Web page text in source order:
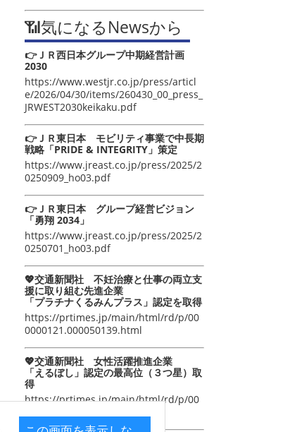
📶気になるNewsから
👉ＪＲ西日本グループ中期経営計画
2030
https://www.westjr.co.jp/press/articl
e/2026/04/30/items/260430_00_press_
JRWEST2030keikaku.pdf
👉ＪＲ東日本 モビリティ事業で中長期
戦略「PRIDE & INTEGRITY」策定
https://www.jreast.co.jp/press/2025/2
0250909_ho03.pdf
👉ＪＲ東日本 グループ経営ビジョン
「勇翔 2034」
https://www.jreast.co.jp/press/2025/2
0250701_ho03.pdf
💖交通新聞社 不妊治療と仕事の両立支
援に取り組む先進企業
「プラチナくるみんプラス」認定を取得
https://prtimes.jp/main/html/rd/p/00
0000121.000050139.html
💖交通新聞社 女性活躍推進企業
「えるぼし」認定の最高位（３つ星）取
得
https://prtimes.jp/main/html/rd/p/00